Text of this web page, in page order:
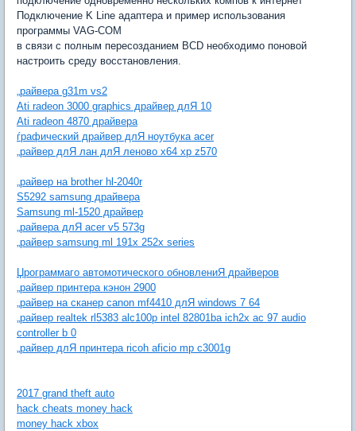
Подключение K Line адаптера и пример использования
программы VAG-COM
в связи с полным пересозданием BCD необходимо поновой
настроить среду восстановления.
„райвера g31m vs2
Ati radeon 3000 graphics драйвер длЯ 10
Ati radeon 4870 драйвера
ѓрафический драйвер длЯ ноутбука acer
„райвер длЯ лан длЯ леново х64 хр z570
„райвер на brother hl-2040r
S5292 samsung драйвера
Samsung ml-1520 драйвер
„райвера длЯ acer v5 573g
„райвер samsung ml 191x 252x series
Џрограммаго автомотического обновлениЯ драйверов
„райвер принтера кэнон 2900
„райвер на сканер canon mf4410 длЯ windows 7 64
„райвер realtek rl5383 alc100p intel 82801ba ich2x ac 97 audio
controller b 0
„райвер длЯ принтера ricoh aficio mp c3001g
2017 grand theft auto
hack cheats money hack
money hack xbox